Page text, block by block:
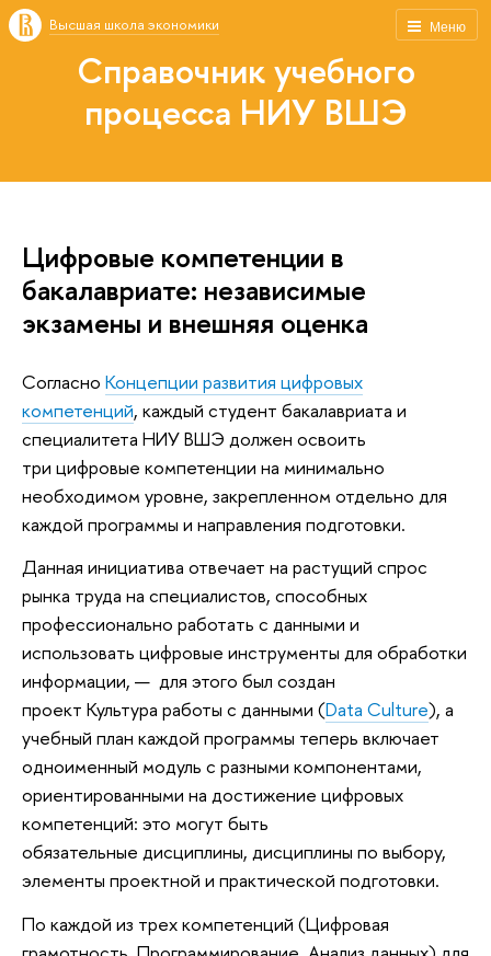
Меню
Высшая школа экономики
Справочник учебного
процесса НИУ ВШЭ
Цифровые компетенции в
бакалавриате: независимые
экзамены и внешняя оценка
Согласно Концепции развития цифровых
компетенций, каждый студент бакалавриата и
специалитета НИУ ВШЭ должен освоить
три цифровые компетенции на минимально
необходимом уровне, закрепленном отдельно для
каждой программы и направления подготовки.
Данная инициатива отвечает на растущий спрос
рынка труда на специалистов, способных
профессионально работать с данными и
использовать цифровые инструменты для обработки
информации, — для этого был создан
проект Культура работы с данными (Data Culture), а
учебный план каждой программы теперь включает
одноименный модуль с разными компонентами,
ориентированными на достижение цифровых
компетенций: это могут быть
обязательные дисциплины, дисциплины по выбору,
элементы проектной и практической подготовки.
По каждой из трех компетенций (Цифровая